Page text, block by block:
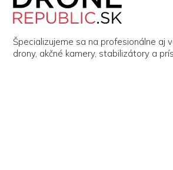
Špecializujeme sa na profesionálne aj
drony, akčné kamery, stabilizátory a